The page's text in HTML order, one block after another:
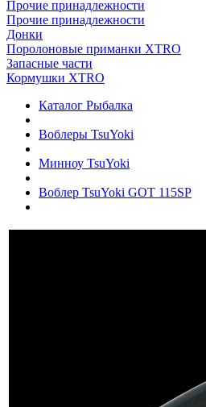
Прочие принадлежности
Прочие принадлежности
Донки
Поролоновые приманки XTRO
Запасные части
Кормушки XTRO
Каталог Рыбалка
Воблеры TsuYoki
Минноу TsuYoki
Воблер TsuYoki GOT 115SP